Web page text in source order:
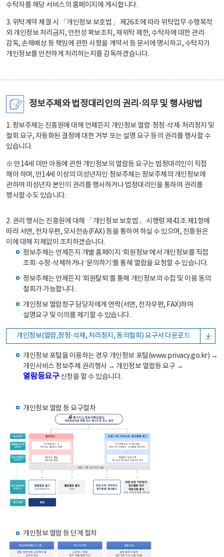
수탁자를 해당 서비스의 홈페이지에 게시합니다.
3. 위탁계약 체결 시 「개인정보 보호법」 제26조에 따라 위탁업무 수행목적
외 개인정보 처리금지, 안전성 확보조치, 재위탁 제한, 수탁자에 대한 관리·
감독, 손해배상 등 책임에 관한 사항을 계약서 등 문서에 명시하고, 수탁자가
개인정보를 안전하게 처리하는지를 감독하겠습니다.
정보주체와 법정대리인의 권리·의무 및 행사방법
1. 정보주체는 진흥원에 대해 언제든지 개인정보 열람·정정·삭제·처리정지 및
철회 요구, 자동화된 결정에 대한 거부 또는 설명 요구 등의 권리를 행사할 수
있습니다.
※ 만14세 미만 아동에 관한 개인정보의 열람등 요구는 법정대리인이 직접
해야 하며, 만14세 이상의 미성년자인 정보주체는 정보주체의 개인정보에
관하여 미성년자 본인이 권리를 행사하거나 법정대리인을 통하여 권리를
행사할 수도 있습니다.
2. 권리 행사는 진흥원에 대해 「개인정보 보호법」 시행령 제41조 제1항에
따라 서면, 전자우편, 모사전송(FAX) 등을 통하여 하실 수 있으며, 진흥원은
이에 대해 지체없이 조치하겠습니다.
정보주체는 언제든지 개별 홈페이지 ‘회원정보’에서 개인정보를 직접
조회·수정·삭제하거나 ‘문의하기’를 통해 열람을 요청할 수 있습니다.
정보주체는 언제든지 ‘회원탈퇴’를 통해 개인정보의 수집 및 이용 동의
철회가 가능합니다.
개인정보 열람청구 담당자에게 연락(서면, 전자우편, FAX)하여
설명요구 및 이의를 제기할 수 있습니다.
개인정보(열람,정정·삭제, 처리정지, 동의철회) 요구서 다운로드
개인정보 포털을 이용하는 경우 개인정보 포털(www.privacy.go.kr) →
개인서비스 정보주체 권리행사 → 개인정보 열람등 요구 →
열람등요구신청을 할 수 있습니다.
개인정보 열람 등 요구절차
개인정보 열람 등 단계 절차